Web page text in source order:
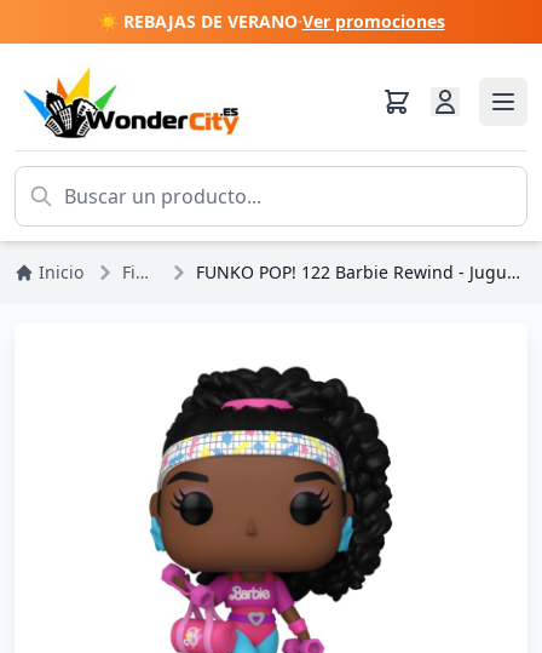
☀️ REBAJAS DE VERANO·Ver promociones
Inicio Figuras FUNKO POP! 122 Barbie Rewind - Juguete retro de Barbie